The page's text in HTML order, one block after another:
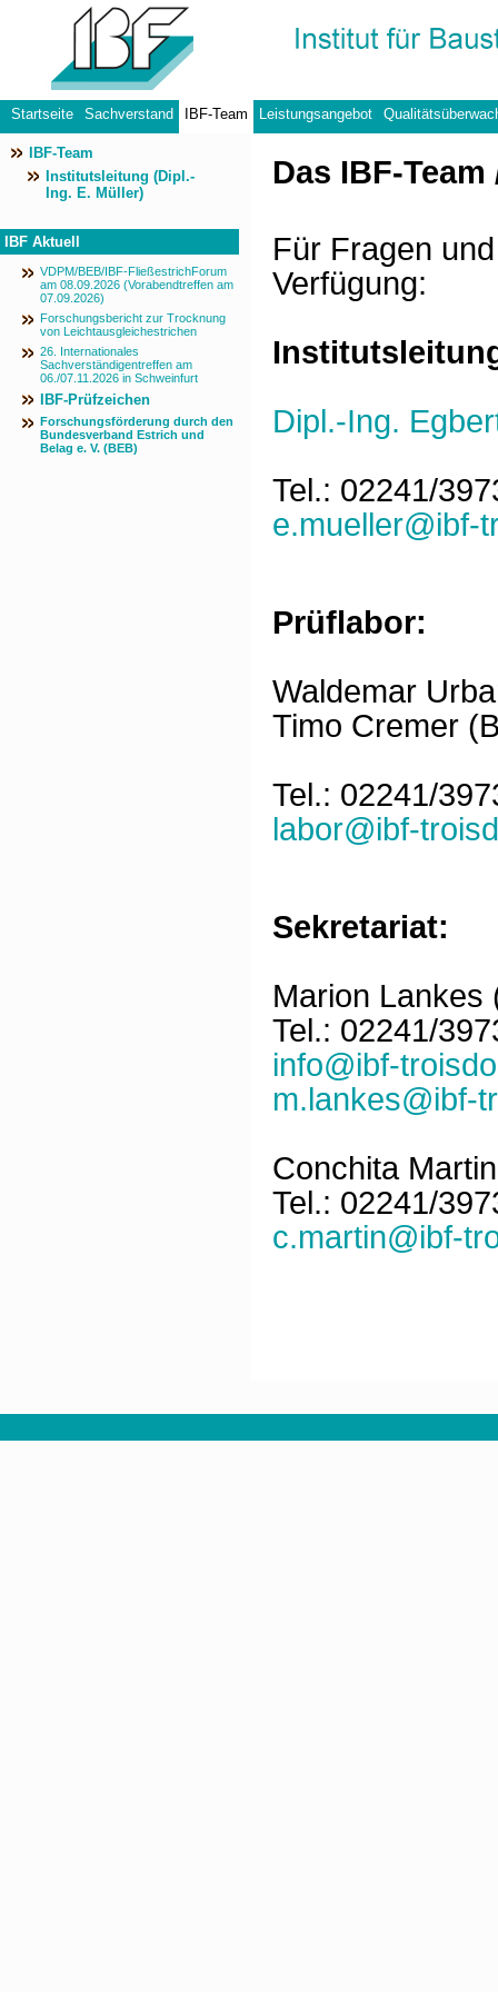
Startseite Sachverstand IBF-Team Leistungsangebot
Datenschutzerklärung
IBF-Team
Institutsleitung (Dipl.-
Ing. E. Müller)
IBF Aktuell
VDPM/BEB/IBF-FließestrichForum
am 08.09.2026 (Vorabendtreffen am
07.09.2026)
Forschungsbericht zur Trocknung
von Leichtausgleichestrichen
26. Internationales
Sachverständigentreffen am
06./07.11.2026 in Schweinfurt
IBF-Prüfzeichen
Forschungsförderung durch den
Bundesverband Estrich und
Belag e. V. (BEB)
Das IBF-
Für Fragen
Verfügung:
Dipl.-Ing.
Tel.: 02241/
e.mueller@ibf-
Prüflabor:
Waldemar
Timo Cremer
Tel.: 02241/
labor@ibf-
Sekretariat:
Marion Lankes
Tel.: 02241/
info@ibf-
m.lankes@ibf-
Conchita
Tel.: 02241/
c.martin@ibf-